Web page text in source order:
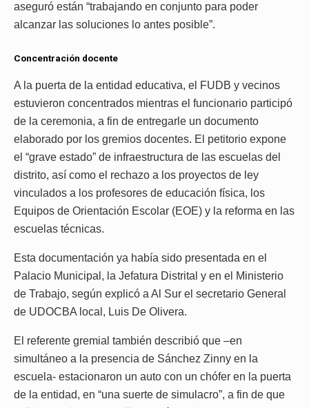
aseguró están “trabajando en conjunto para poder
alcanzar las soluciones lo antes posible”.
Concentración docente
A la puerta de la entidad educativa, el FUDB y vecinos
estuvieron concentrados mientras el funcionario participó
de la ceremonia, a fin de entregarle un documento
elaborado por los gremios docentes. El petitorio expone
el “grave estado” de infraestructura de las escuelas del
distrito, así como el rechazo a los proyectos de ley
vinculados a los profesores de educación física, los
Equipos de Orientación Escolar (EOE) y la reforma en las
escuelas técnicas.
Esta documentación ya había sido presentada en el
Palacio Municipal, la Jefatura Distrital y en el Ministerio
de Trabajo, según explicó a Al Sur el secretario General
de UDOCBA local, Luis De Olivera.
El referente gremial también describió que –en
simultáneo a la presencia de Sánchez Zinny en la
escuela- estacionaron un auto con un chófer en la puerta
de la entidad, en “una suerte de simulacro”, a fin de que